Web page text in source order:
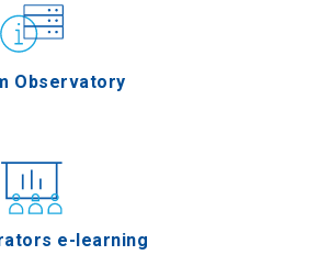
Observatory
e-learning